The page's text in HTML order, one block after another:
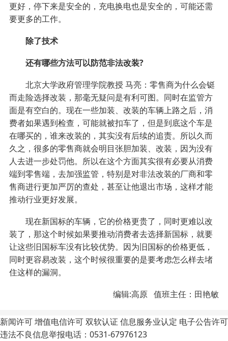
更好，停下来是安全的，充电换电也是安全的，可能还需
要更多的工作。
除了技术
还有哪些方法可以防范非法改装?
北京大学政府管理学院教授 马亮：零售商为什么会铤
而走险选择改装，那毫无疑问是有利可图。同时在监管方
面是有空白的。现在一些加装、改装的车辆上路之后，消
费者如果遇到检查，可能就被扣车了，但是到底这个车是
在哪买的，谁来改装的，其实没有后续的追责。所以久而
久之，很多的零售商就会明目张胆加装、改装，因为没有
人去进一步处罚他。所以在这个方面其实很有必要从消费
端到零售端，去加强监管，特别是对非法改装的厂商和零
售商进行更加严厉的查处，甚至让他退出市场，这样才能
推动行业更好发展。
现在新国标的车辆，它的价格更贵了，同时更难以改
装了，那这个时候如果要推动消费者去选择新国标，就要
让这些旧国标车没有比较优势。因为旧国标的价格更低，
同时更容易改装，这个时候很重要的是要考虑怎么样去堵
住这样的漏洞。
编辑:高原 值班主任：田艳敏
新闻许可增值电信许可双软认证信息服务业认定 电子公告许可
违法不良信息举报电话：0531-67976123